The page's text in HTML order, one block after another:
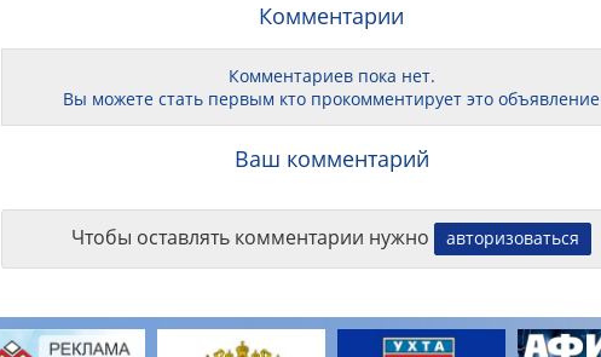
Комментарии
Комментариев пока нет.
Вы можете стать первым кто прокомментирует это объявление
Ваш комментарий
Чтобы оставлять комментарии нужно авторизоваться